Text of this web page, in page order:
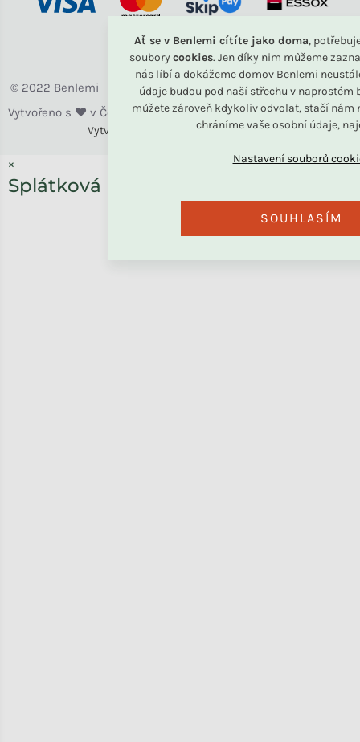
Ať se v Benlemi cítíte jako doma,
soubory cookies. Jen díky nim můžeme
nás líbí a dokážeme domov Benlemi
údaje budou pod naší střechu v naprostém
můžete zároveň kdykoliv odvolat, stačí nám
chráníme vaše osobní údaje,
SOUHLASÍM
Vytvořili Benlemi & Shoptet
Benlemi
×
Splátková kalkulačka ESSOX